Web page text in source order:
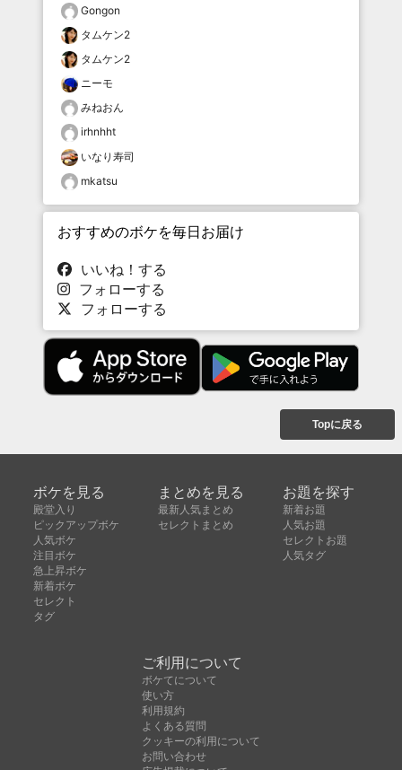
Gongon
タムケン2
タムケン2
ニーモ
みねおん
irhnhht
いなり寿司
mkatsu
おすすめのボケを毎日お届け
いいね！する
フォローする
フォローする
Topに戻る
ボケを見る
殿堂入り
ピックアップボケ
人気ボケ
注目ボケ
急上昇ボケ
新着ボケ
セレクト
タグ
まとめを見る
最新人気まとめ
セレクトまとめ
お題を探す
新着お題
人気お題
セレクトお題
人気タグ
ご利用について
ボケてについて
使い方
利用規約
よくある質問
クッキーの利用について
お問い合わせ